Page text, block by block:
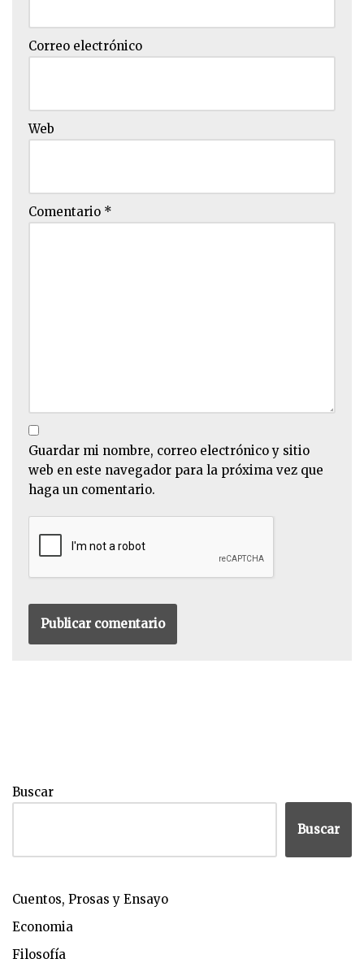
Correo electrónico
Web
Comentario *
Guardar mi nombre, correo electrónico y sitio
web en este navegador para la próxima vez que
haga un comentario.
Buscar
Buscar
Cuentos, Prosas y Ensayo
Economia
Filosofía